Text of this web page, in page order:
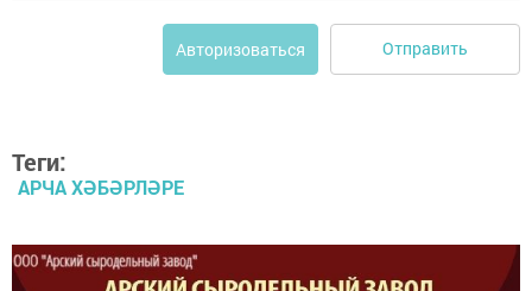
Авторизоваться Отправить
Теги:
АРЧА ХӘБӘРЛӘРЕ